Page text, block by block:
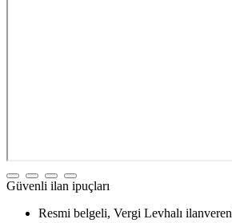
Güvenli ilan ipuçları
Resmi belgeli, Vergi Levhalı